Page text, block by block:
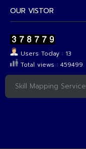
OUR VISTOR
Users Today : 13
Total views : 459499
Skill Mapping Service